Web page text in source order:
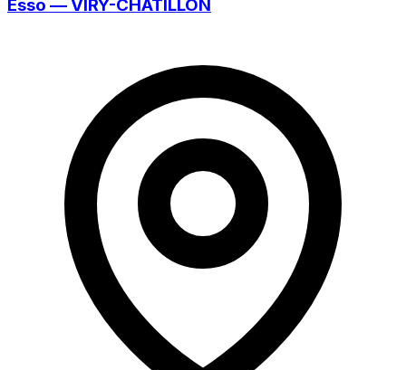
Esso — VIRY-CHÂTILLON